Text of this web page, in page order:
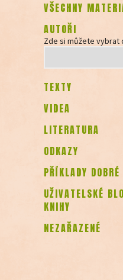
VŠECHNY
AUTOŘI
Zde si můžete vybrat
TEXTY
VIDEA
LITERATURA
ODKAZY
PŘÍKLADY DOBRÉ
UŽIVATELSKÉ
KNIHY
NEZAŘAZENÉ